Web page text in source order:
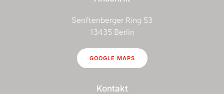
Milchzahnathleten
Senftenberger Ring 53
13435 Berlin
GOOGLE MAPS
Kontakt